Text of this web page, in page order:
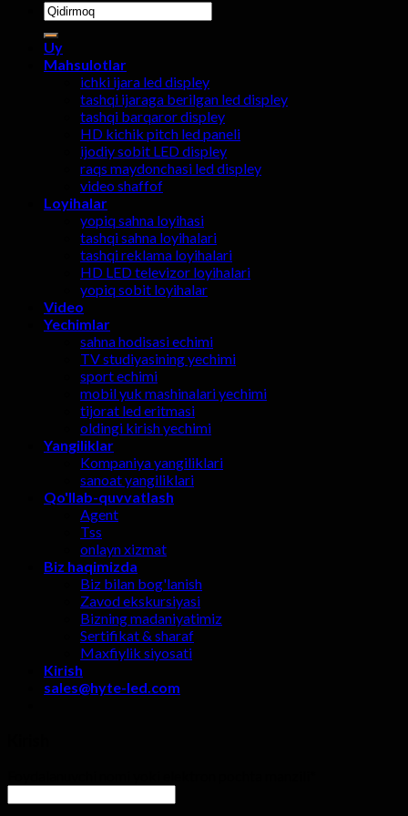
Qidirish:
Uy
Mahsulotlar
ichki ijara led displey
tashqi ijaraga berilgan led displey
tashqi barqaror displey
HD kichik pitch led paneli
ijodiy sobit LED displey
raqs maydonchasi led displey
video shaffof
Loyihalar
yopiq sahna loyihasi
tashqi sahna loyihalari
tashqi reklama loyihalari
HD LED televizor loyihalari
yopiq sobit loyihalar
Video
Yechimlar
sahna hodisasi echimi
TV studiyasining yechimi
sport echimi
mobil yuk mashinalari yechimi
tijorat led eritmasi
oldingi kirish yechimi
Yangiliklar
Kompaniya yangiliklari
sanoat yangiliklari
Qo'llab-quvvatlash
Agent
Tss
onlayn xizmat
Biz haqimizda
Biz bilan bog'lanish
Zavod ekskursiyasi
Bizning madaniyatimiz
Sertifikat & sharaf
Maxfiylik siyosati
Kirish
sales@hyte-led.com